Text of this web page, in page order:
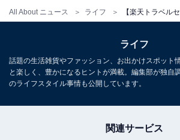
All About ニュース ライフ
ライフ
話題の生活雑貨やファッション、お出かけスポット
と楽しく、豊かになるヒントが満載。編集部が独自
のライフスタイル事情も公開しています。
関連サービス